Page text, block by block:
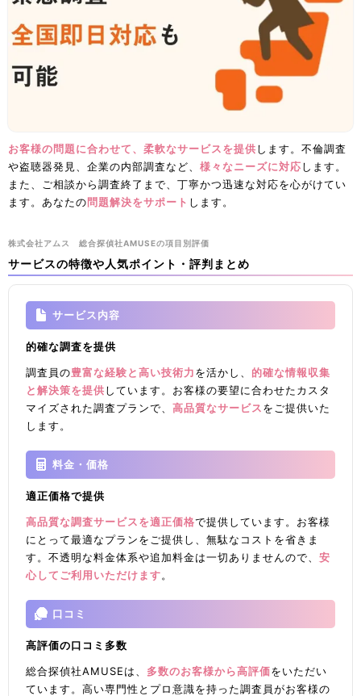
お客様の問題に合わせて、柔軟なサービスを提供します。不倫調査
や盗聴器発見、企業の内部調査など、 様々なニーズに対応します。
また、ご相談から調査終了まで、丁寧かつ迅速な対応を心がけてい
ます。あなたの問題解決をサポート します。
​株式会社アムス 総合探偵社AMUSEの項目別評価
サービスの特徴や人気ポイント・評判まとめ
サービス内容
的確な調査を提供
調査員の豊富な経験と高い技術力を活かし、 的確な情報収集
と解決策を提供しています。お客様の要望に合わせたカスタ
マイズされた調査プランで、高品質なサービスをご提供いた
します。
料金・価格
適正価格で提供
高品質な調査サービスを適正価格で提供しています。お客様
にとって最適なプランをご提供し、無駄なコストを省きま
す。不透明な料金体系や追加料金は一切ありませんので、安
心してご利用いただけます。
口コミ
高評価の口コミ多数
総合探偵社AMUSEは、 多数のお客様から高評価をいただい
ています。高い専門性とプロ意識を持った調査員がお客様の